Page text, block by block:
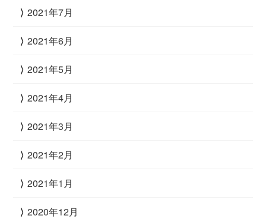
2021年7月
2021年6月
2021年5月
2021年4月
2021年3月
2021年2月
2021年1月
2020年12月